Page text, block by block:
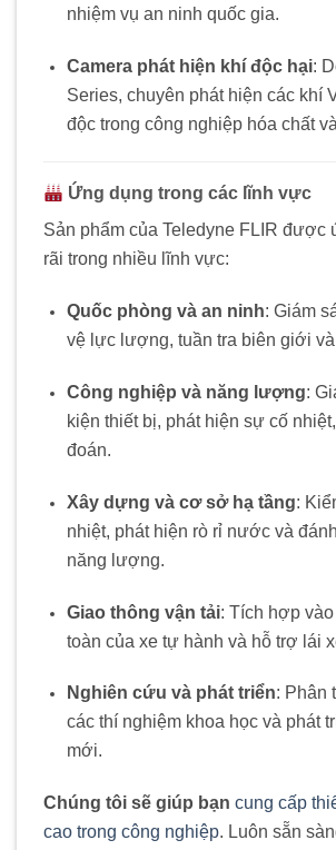
nhiệm vụ an ninh quốc gia.
Camera phát hiện khí độc hại:
Series, chuyên phát hiện các khí
độc trong công nghiệp hóa chất
Ứng dụng trong các lĩnh vực
Sản phẩm của Teledyne FLIR được
rãi trong nhiều lĩnh vực:
Quốc phòng và an ninh: Giám
vệ lực lượng, tuần tra biên giới
Công nghiệp và năng lượng:
kiện thiết bị, phát hiện sự cố
đoán.
Xây dựng và cơ sở hạ tầng:
nhiệt, phát hiện rò rỉ nước và
năng lượng.
Giao thông vận tải: Tích hợp
toàn của xe tự hành và hỗ trợ lái
Nghiên cứu và phát triển: Phân
các thí nghiệm khoa học và phát
mới.
Chúng tôi sẽ giúp bạn cung cấp
cao trong công nghiệp. Luôn sẵn